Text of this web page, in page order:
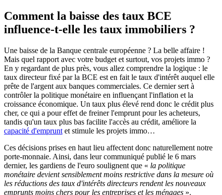
Comment la baisse des taux BCE
influence-t-elle les taux immobiliers ?
Une baisse de la Banque centrale européenne ? La belle affaire !
Mais quel rapport avec votre budget et surtout, vos projets immo ?
En y regardant de plus près, vous allez comprendre la logique : le
taux directeur fixé par la BCE est en fait le taux d'intérêt auquel elle
prête de l'argent aux banques commerciales. Ce dernier sert à
contrôler la politique monétaire en influençant l'inflation et la
croissance économique. Un taux plus élevé rend donc le crédit plus
cher, ce qui a pour effet de freiner l'emprunt pour les acheteurs,
tandis qu'un taux plus bas facilite l'accès au crédit, améliore la
capacité d'emprunt et stimule les projets immo…
Ces décisions prises en haut lieu affectent donc naturellement notre
porte-monnaie. Ainsi, dans leur communiqué publié le 6 mars
dernier, les gardiens de l'euro soulignent que « la politique
monétaire devient sensiblement moins restrictive dans la mesure où
les réductions des taux d'intérêts directeurs rendent les nouveaux
emprunts moins chers pour les entreprises et les ménages ».